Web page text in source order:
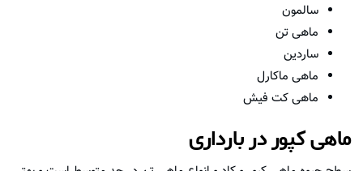
سالمون
ماهی تن
ساردین
ماهی ماکارل
ماهی کت فیش
ماهی کپور در بارداری